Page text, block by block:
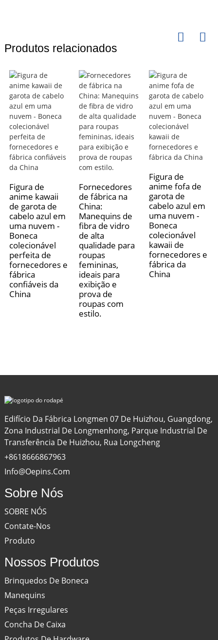
Produtos relacionados
Figura de
anime kawaii
de garota de
cabelo azul em
uma nuvem -
Boneca
colecionável
perfeita de
fornecedores e
fábrica
confiáveis ​​da
China
Fornecedores
de fábrica na
China:
Manequins de
fibra de vidro
de alta
qualidade para
roupas
femininas,
ideais para
exibição e
prova de
roupas com
estilo.
Figura de
anime fofa de
garota de
cabelo azul em
uma nuvem -
Boneca
colecionável
kawaii de
fornecedores e
fábrica da
China
Edifício Da Fábrica Longmen 07 De Huizhou, Guangdong,
Zona Industrial De Longmenhong, Parque Industrial De
Transferência De Huizhou, Rua Longcheng
+8618666867963
Info@oepins.com
Sobre Nós
SOBRE NÓS
Contate-Nos
Produto
Nossos Produtos
Brinquedos De Boneca
Manequins
Peças Irregulares
Concha De Caixa